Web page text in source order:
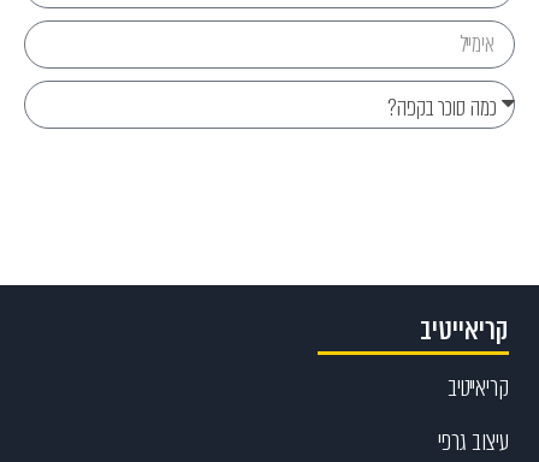
קריאייטיב
קריאייטיב
עיצוב גרפי